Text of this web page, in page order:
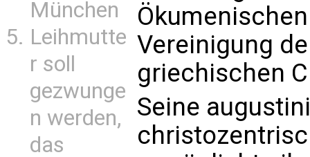
München
Leihmutte
r soll
gezwunge
n werden,
das
Vereinigung
griechischen
Seine